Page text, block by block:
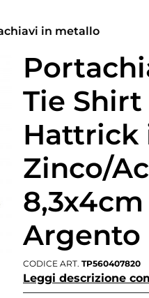
in metallo
Tie Shirt
Hattrick
Zinco/
8,3x4cm
Argento
CODICE ART. TP560407820
Leggi descrizione